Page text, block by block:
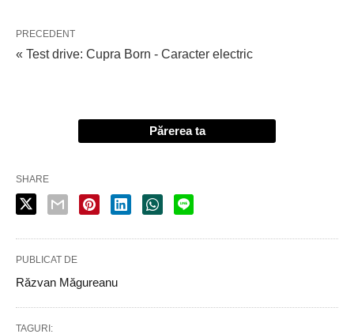
PRECEDENT
« Test drive: Cupra Born - Caracter electric
Părerea ta
SHARE
PUBLICAT DE
Răzvan Măgureanu
TAGURI: